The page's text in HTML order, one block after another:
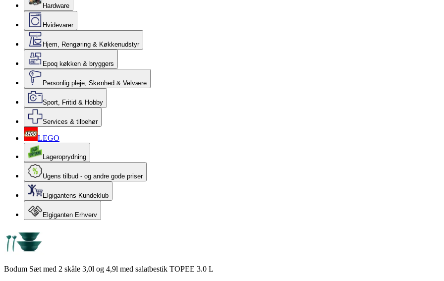
Hardware
Hvidevarer
Hjem, Rengøring & Køkkenudstyr
Epoq køkken & bryggers
Personlig pleje, Skønhed & Velvære
Sport, Fritid & Hobby
Services & tilbehør
LEGO
Lageroprydning
Ugens tilbud - og andre gode priser
Elgigantens Kundeklub
Elgiganten Erhverv
Bodum Sæt med 2 skåle 3,0l og 4,9l med salatbestik TOPEE 3.0 L